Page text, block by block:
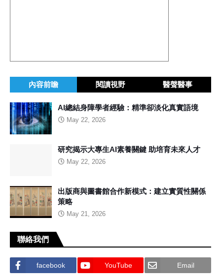
內容前瞻 閱讀視野 醫聲醫事
AI總結身障學者經驗：精準卻淡化真實語境
May 22, 2026
研究揭示大專生AI素養關鍵 助培育未來人才
May 22, 2026
出版商與圖書館合作新模式：建立實質性關係
策略
May 21, 2026
聯絡我們
facebook YouTube Email